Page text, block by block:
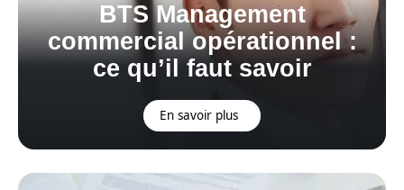
BTS Management
commercial opérationnel :
ce qu’il faut savoir
En savoir plus